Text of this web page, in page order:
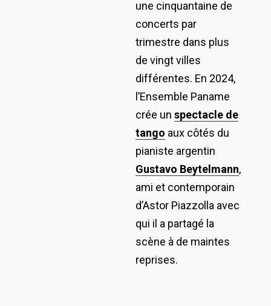
une cinquantaine de
concerts par
trimestre dans plus
de vingt villes
différentes. En 2024,
l’Ensemble Paname
crée un spectacle de
tango aux côtés du
pianiste argentin
Gustavo Beytelmann,
ami et contemporain
d’Astor Piazzolla avec
qui il a partagé la
scène à de maintes
reprises.